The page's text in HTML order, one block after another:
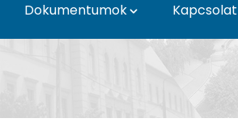
Dokumentumok
Kapcsolat
Neptun -